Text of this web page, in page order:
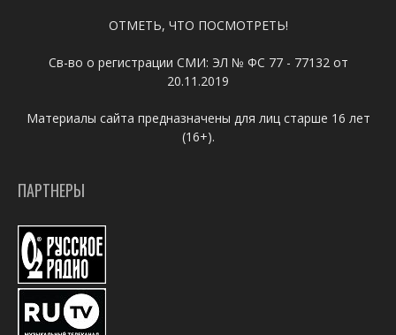
ОТМЕТЬ, ЧТО ПОСМОТРЕТЬ!
Св-во о регистрации СМИ: ЭЛ № ФС 77 - 77132 от
20.11.2019
Материалы сайта предназначены для лиц старше 16 лет
(16+).
ПАРТНЕРЫ